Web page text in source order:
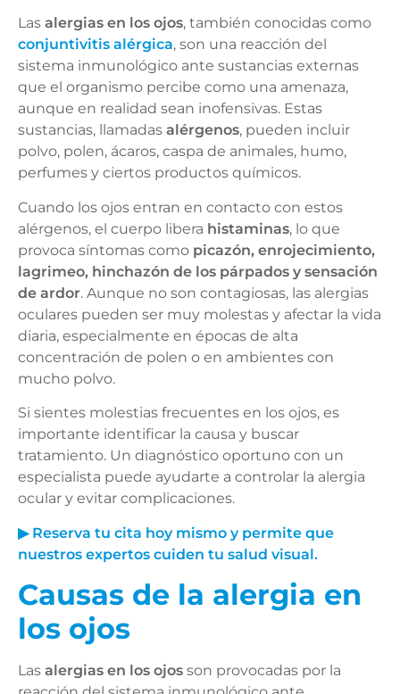
Las alergias en los ojos, también conocidas como
conjuntivitis alérgica, son una reacción del
sistema inmunológico ante sustancias externas
que el organismo percibe como una amenaza,
aunque en realidad sean inofensivas. Estas
sustancias, llamadas alérgenos, pueden incluir
polvo, polen, ácaros, caspa de animales, humo,
perfumes y ciertos productos químicos.
Cuando los ojos entran en contacto con estos
alérgenos, el cuerpo libera histaminas, lo que
provoca síntomas como picazón, enrojecimiento,
lagrimeo, hinchazón de los párpados y sensación
de ardor. Aunque no son contagiosas, las alergias
oculares pueden ser muy molestas y afectar la vida
diaria, especialmente en épocas de alta
concentración de polen o en ambientes con
mucho polvo.
Si sientes molestias frecuentes en los ojos, es
importante identificar la causa y buscar
tratamiento. Un diagnóstico oportuno con un
especialista puede ayudarte a controlar la alergia
ocular y evitar complicaciones.
▶ Reserva tu cita hoy mismo y permite que
nuestros expertos cuiden tu salud visual.
Causas de la alergia en
los ojos
Las alergias en los ojos son provocadas por la